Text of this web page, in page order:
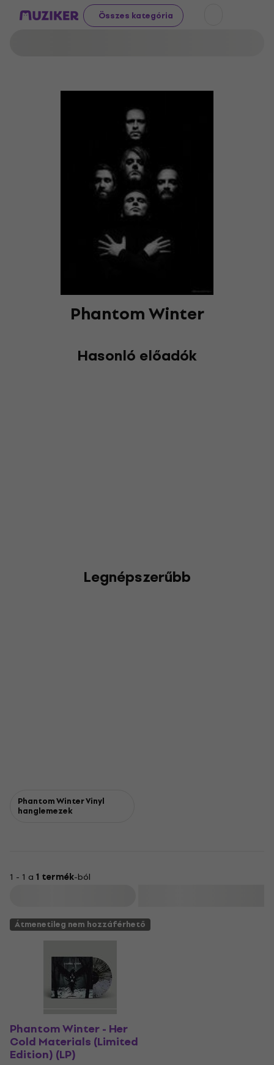
Összes kategória
Phantom Winter
Hasonló előadók
Legnépszerűbb
Phantom Winter Vinyl
hanglemezek
1 - 1 a 1 termék-ból
Átmenetileg nem hozzáférhető
Phantom Winter - Her
Cold Materials (Limited
Edition) (LP)